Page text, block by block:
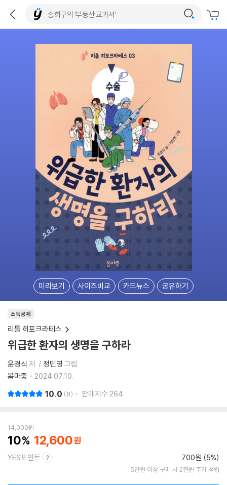
미리보기 사이즈비교 카드뉴스 공유하기
소득공제
리틀 히포크라테스
위급한 환자의 생명을 구하라
윤경식 저 정민영 그림
봄마중
2024.07.10.
10.0 8 판매지수 264
14,000원
10 12,600
YES포인트 700원 (5%)
5만원 이상 구매 시 2천원 추가 적립